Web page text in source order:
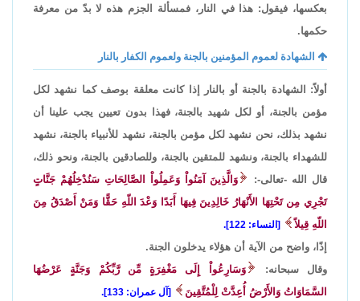
بعكسها، فيقول: هذا في النار، فمسألة الجزم هذه لا بدّ من معرفة
حكمها.
الشهادة لعموم المؤمنين بالجنة ولعموم الكفار بالنار
أولاً: الشهادة بالجنة أو بالنار إذا كانت معلقة بوصف كما نشهد لكل
مؤمن بالجنة، أو لكل شهيد بالجنة، فهذا بدون تعيين يجب علينا أن
نشهد بذلك، نحن نشهد لكل مؤمن بالجنة، نشهد للأنبياء بالجنة، نشهد
للشهداء بالجنة، ونشهد للمتقين بالجنة، وللصادقين بالجنة، ونحو ذلك،
قال الله -تعالى-:
وَالَّذِينَ آمَنُواْ وَعَمِلُواْ الصَّالِحَاتِ سَنُدْخِلُهُمْ جَنَّاتٍ
تَجْرِي مِن تَحْتِهَا الأَنْهَارُ خَالِدِينَ فِيهَا أَبَدًا وَعْدَ اللّهِ حَقًّا وَمَنْ أَصْدَقُ مِنَ
اللّهِ قِيلاً
[النساء: 122].
إذًا، واضح من الآية أن هؤلاء يدخلون الجنة.
وقال سبحانه:
وَسَارِعُواْ إِلَى مَغْفِرَةٍ مِّن رَّبِّكُمْ وَجَنَّةٍ عَرْضُهَا
السَّمَاوَاتُ وَالأَرْضُ أُعِدَّتْ لِلْمُتَّقِينَ
[آل عمران: 133].